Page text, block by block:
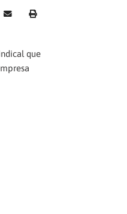
que